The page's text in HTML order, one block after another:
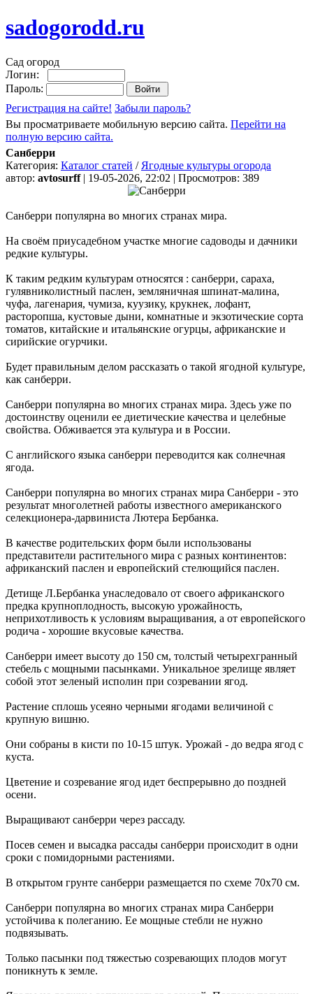
sadogorodd.ru
Сад огород
Логин:
Пароль:
Регистрация на сайте! Забыли пароль?
Вы просматриваете мобильную версию сайта. Перейти на
полную версию сайта.
Санберри
Категория: Каталог статей / Ягодные культуры огорода
автор: avtosurff| 19-05-2026, 22:02 | Просмотров: 389
Санберри популярна во многих странах мира.
На своём приусадебном участке многие садоводы и дачники
редкие культуры.
К таким редким культурам относятся : санберри, сараха,
гулявниколистный паслен, земляничная шпинат-малина,
чуфа, лагенария, чумиза, куузику, крукнек, лофант,
расторопша, кустовые дыни, комнатные и экзотические сорта
томатов, китайские и итальянские огурцы, африканские и
сирийские огурчики.
Будет правильным делом рассказать о такой ягодной культуре,
как санберри.
Санберри популярна во многих странах мира. Здесь уже по
достоинству оценили ее диетические качества и целебные
свойства. Обживается эта культура и в России.
С английского языка санберри переводится как солнечная
ягода.
Санберри популярна во многих странах мира Санберри - это
результат многолетней работы известного американского
селекционера-дарвиниста Лютера Бербанка.
В качестве родительских форм были использованы
представители растительного мира с разных континентов:
африканский паслен и европейский стелющийся паслен.
Детище Л.Бербанка унаследовало от своего африканского
предка крупноплодность, высокую урожайность,
неприхотливость к условиям выращивания, а от европейского
родича - хорошие вкусовые качества.
Санберри имеет высоту до 150 см, толстый четырехгранный
стебель с мощными пасынками. Уникальное зрелище являет
собой этот зеленый исполин при созревании ягод.
Растение сплошь усеяно черными ягодами величиной с
крупную вишню.
Они собраны в кисти по 10-15 штук. Урожай - до ведра ягод с
куста.
Цветение и созревание ягод идет беспрерывно до поздней
осени.
Выращивают санберри через рассаду.
Посев семен и высадка рассады санберри происходит в одни
сроки с помидорными растениями.
В открытом грунте санберри размещается по схеме 70х70 см.
Санберри популярна во многих странах мира Санберри
устойчива к полеганию. Ее мощные стебли не нужно
подвязывать.
Только пасынки под тяжестью созревающих плодов могут
поникнуть к земле.